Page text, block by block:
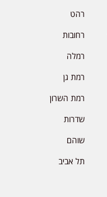
רהט
רחובות
רמלה
רמת גן
רמת השרון
שדרות
שוהם
תל אביב